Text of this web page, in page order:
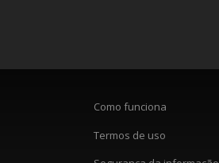
Como funciona
Termos de uso